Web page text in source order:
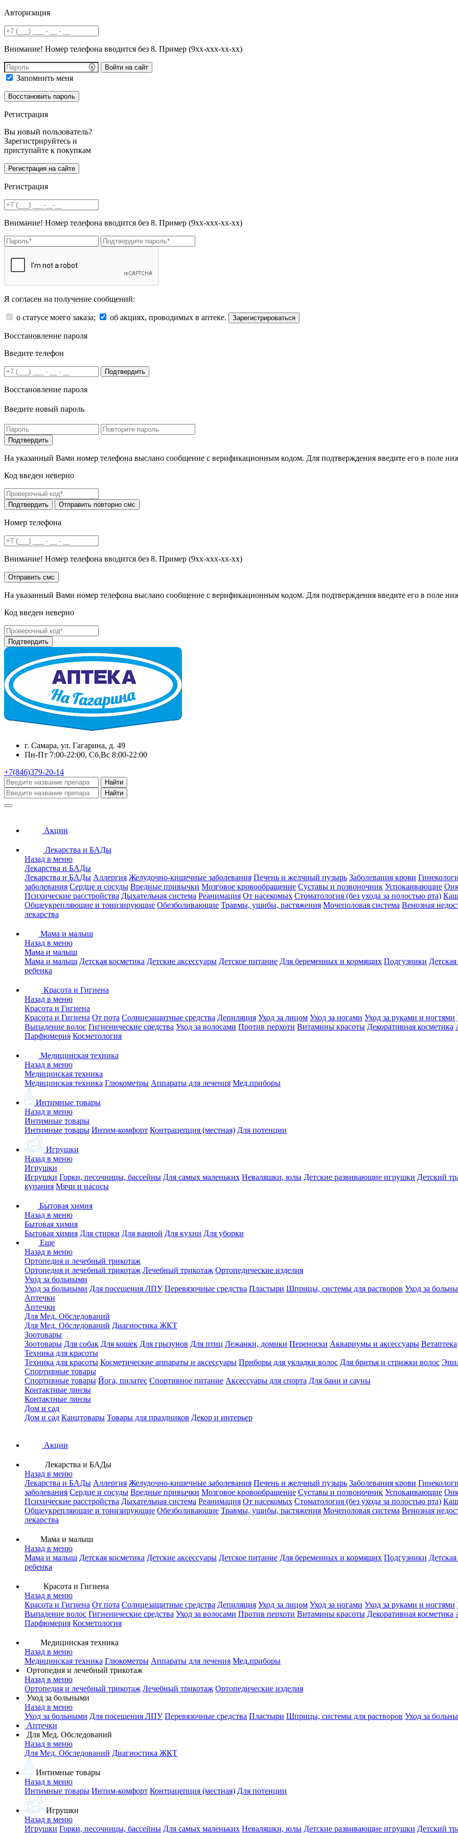
Авторизация
Внимание! Номер телефона вводится без 8. Пример (9хх-ххх-хх-хх)
Войти на сайт
Запомнить меня
Регистрация
Вы новый пользователь?
Зарегистрируйтесь и
приступайте к покупкам
Регистрация
Внимание! Номер телефона вводится без 8. Пример (9хх-ххх-хх-хх)
Я согласен на получение сообщений:
о статусе моего заказа; об акциях, проводимых в аптеке. Зарегистрироваться
Восстановление пароля
Введите телефон
Подтвердить
Восстановление пароля
Введите новый пароль
На указанный Вами номер телефона выслано сообщение с верификационным кодом. Для подтверждения введите его в поле
Код введен неверно
Номер телефона
Внимание! Номер телефона вводится без 8. Пример (9хх-ххх-хх-хх)
На указанный Вами номер телефона выслано сообщение с верификационным кодом. Для подтверждения введите его в поле
Код введен неверно
г. Самара, ул. Гагарина, д. 49
Пн-Пт 7:00-22:00, Сб,Вс 8:00-22:00
+7(846)379-20-14
Найти
Найти
Акции
Лекарства и БАДы
Назад в меню
Лекарства и БАДы
Лекарства и БАДы Аллергия Желудочно-кишечные заболевания Печень и желчный пузырь Заболевания крови
заболевания Сердце и сосуды Вредные привычки Мозговое кровообращение Суставы и позвоночник Успокаивающие
Психические расстройства Дыхательная система Реанимация От насекомых Стоматология (без ухода за полостью рта)
Общеукрепляющие и тонизирующие Обезболивающие Травмы, ушибы, растяжения Мочеполовая система Венозная
лекарства
Мама и малыш
Назад в меню
Мама и малыш
Мама и малыш Детская косметика Детские аксессуары Детское питание Для беременных и кормящих Подгузники
ребенка
Красота и Гигиена
Назад в меню
Красота и Гигиена
Красота и Гигиена От пота Солнцезащитные средства Депиляция Уход за лицом Уход за ногами Уход за руками и ногтями
Выпадение волос Гигиенические средства Уход за волосами Против перхоти Витамины красоты Декоративная косметика
Парфюмерия Косметология
Медицинская техника
Назад в меню
Медицинская техника
Медицинская техника Глюкометры Аппараты для лечения Мед.приборы
Интимные товары
Назад в меню
Интимные товары
Интимные товары Интим-комфорт Контрацепция (местная) Для потенции
Игрушки
Назад в меню
Игрушки
Игрушки Горки, песочницы, бассейны Для самых маленьких Неваляшки, юлы Детские развивающие игрушки Детский
купания Мячи и насосы
Бытовая химия
Назад в меню
Бытовая химия
Бытовая химия Для стирки Для ванной Для кухни Для уборки
Еще
Назад в меню
Ортопедия и лечебный трикотаж
Ортопедия и лечебный трикотаж Лечебный трикотаж Ортопедические изделия
Уход за больными
Уход за больными Для посещения ЛПУ Перевязочные средства Пластыри Шприцы, системы для растворов Уход за
Аптечки
Аптечки
Для Мед. Обследований
Для Мед. Обследований Диагностика ЖКТ
Зоотовары
Зоотовары Для собак Для кошек Для грызунов Для птиц Лежанки, домики Переноски Аквариумы и аксессуары Ветаптека
Техника для красоты
Техника для красоты Косметические аппараты и аксессуары Приборы для укладки волос Для бритья и стрижки волос
Спортивные товары
Спортивные товары Йога, пилатес Спортивное питание Аксессуары для спорта Для бани и сауны
Контактные линзы
Контактные линзы
Дом и сад
Дом и сад Канцтовары Товары для праздников Декор и интерьер
Акции
Лекарства и БАДы
Назад в меню
Лекарства и БАДы Аллергия Желудочно-кишечные заболевания Печень и желчный пузырь Заболевания крови
заболевания Сердце и сосуды Вредные привычки Мозговое кровообращение Суставы и позвоночник Успокаивающие
Психические расстройства Дыхательная система Реанимация От насекомых Стоматология (без ухода за полостью рта)
Общеукрепляющие и тонизирующие Обезболивающие Травмы, ушибы, растяжения Мочеполовая система Венозная
лекарства
Мама и малыш
Назад в меню
Мама и малыш Детская косметика Детские аксессуары Детское питание Для беременных и кормящих Подгузники
ребенка
Красота и Гигиена
Назад в меню
Красота и Гигиена От пота Солнцезащитные средства Депиляция Уход за лицом Уход за ногами Уход за руками и ногтями
Выпадение волос Гигиенические средства Уход за волосами Против перхоти Витамины красоты Декоративная косметика
Парфюмерия Косметология
Медицинская техника
Назад в меню
Медицинская техника Глюкометры Аппараты для лечения Мед.приборы
Ортопедия и лечебный трикотаж
Назад в меню
Ортопедия и лечебный трикотаж Лечебный трикотаж Ортопедические изделия
Уход за больными
Назад в меню
Уход за больными Для посещения ЛПУ Перевязочные средства Пластыри Шприцы, системы для растворов Уход за
Аптечки
Для Мед. Обследований
Назад в меню
Для Мед. Обследований Диагностика ЖКТ
Интимные товары
Назад в меню
Интимные товары Интим-комфорт Контрацепция (местная) Для потенции
Игрушки
Назад в меню
Игрушки Горки, песочницы, бассейны Для самых маленьких Неваляшки, юлы Детские развивающие игрушки Детский